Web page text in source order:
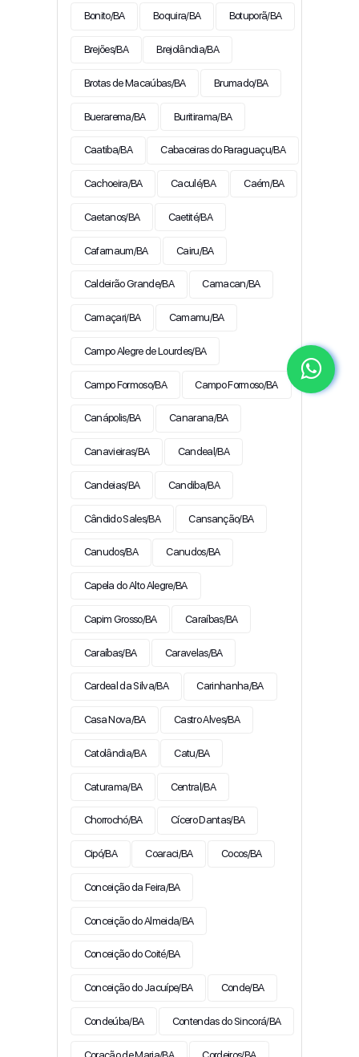
Bonito/BA Boquira/BA Botuporã/BA
Brejões/BA Brejolândia/BA
Brotas de Macaúbas/BA Brumado/BA
Buerarema/BA Buritirama/BA
Caatiba/BA Cabaceiras do Paraguaçu/BA
Cachoeira/BA Caculé/BA Caém/BA
Caetanos/BA Caetité/BA
Cafarnaum/BA Cairu/BA
Caldeirão Grande/BA Camacan/BA
Camaçari/BA Camamu/BA
Campo Alegre de Lourdes/BA
Campo Formoso/BA Campo Formoso/BA
Canápolis/BA Canarana/BA
Canavieiras/BA Candeal/BA
Candeias/BA Candiba/BA
Cândido Sales/BA Cansanção/BA
Canudos/BA Canudos/BA
Capela do Alto Alegre/BA
Capim Grosso/BA Caraíbas/BA
Caraíbas/BA Caravelas/BA
Cardeal da Silva/BA Carinhanha/BA
Casa Nova/BA Castro Alves/BA
Catolândia/BA Catu/BA
Caturama/BA Central/BA
Chorrochó/BA Cícero Dantas/BA
Cipó/BA Coaraci/BA Cocos/BA
Conceição da Feira/BA
Conceição do Almeida/BA
Conceição do Coité/BA
Conceição do Jacuípe/BA Conde/BA
Condeúba/BA Contendas do Sincorá/BA
Coração de Maria/BA Cordeiros/BA